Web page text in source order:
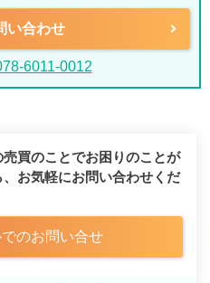
い合わせ
6011-0012
買のことでお困りのことが
お気軽にお問い合わせくだ
でのお問い合せ